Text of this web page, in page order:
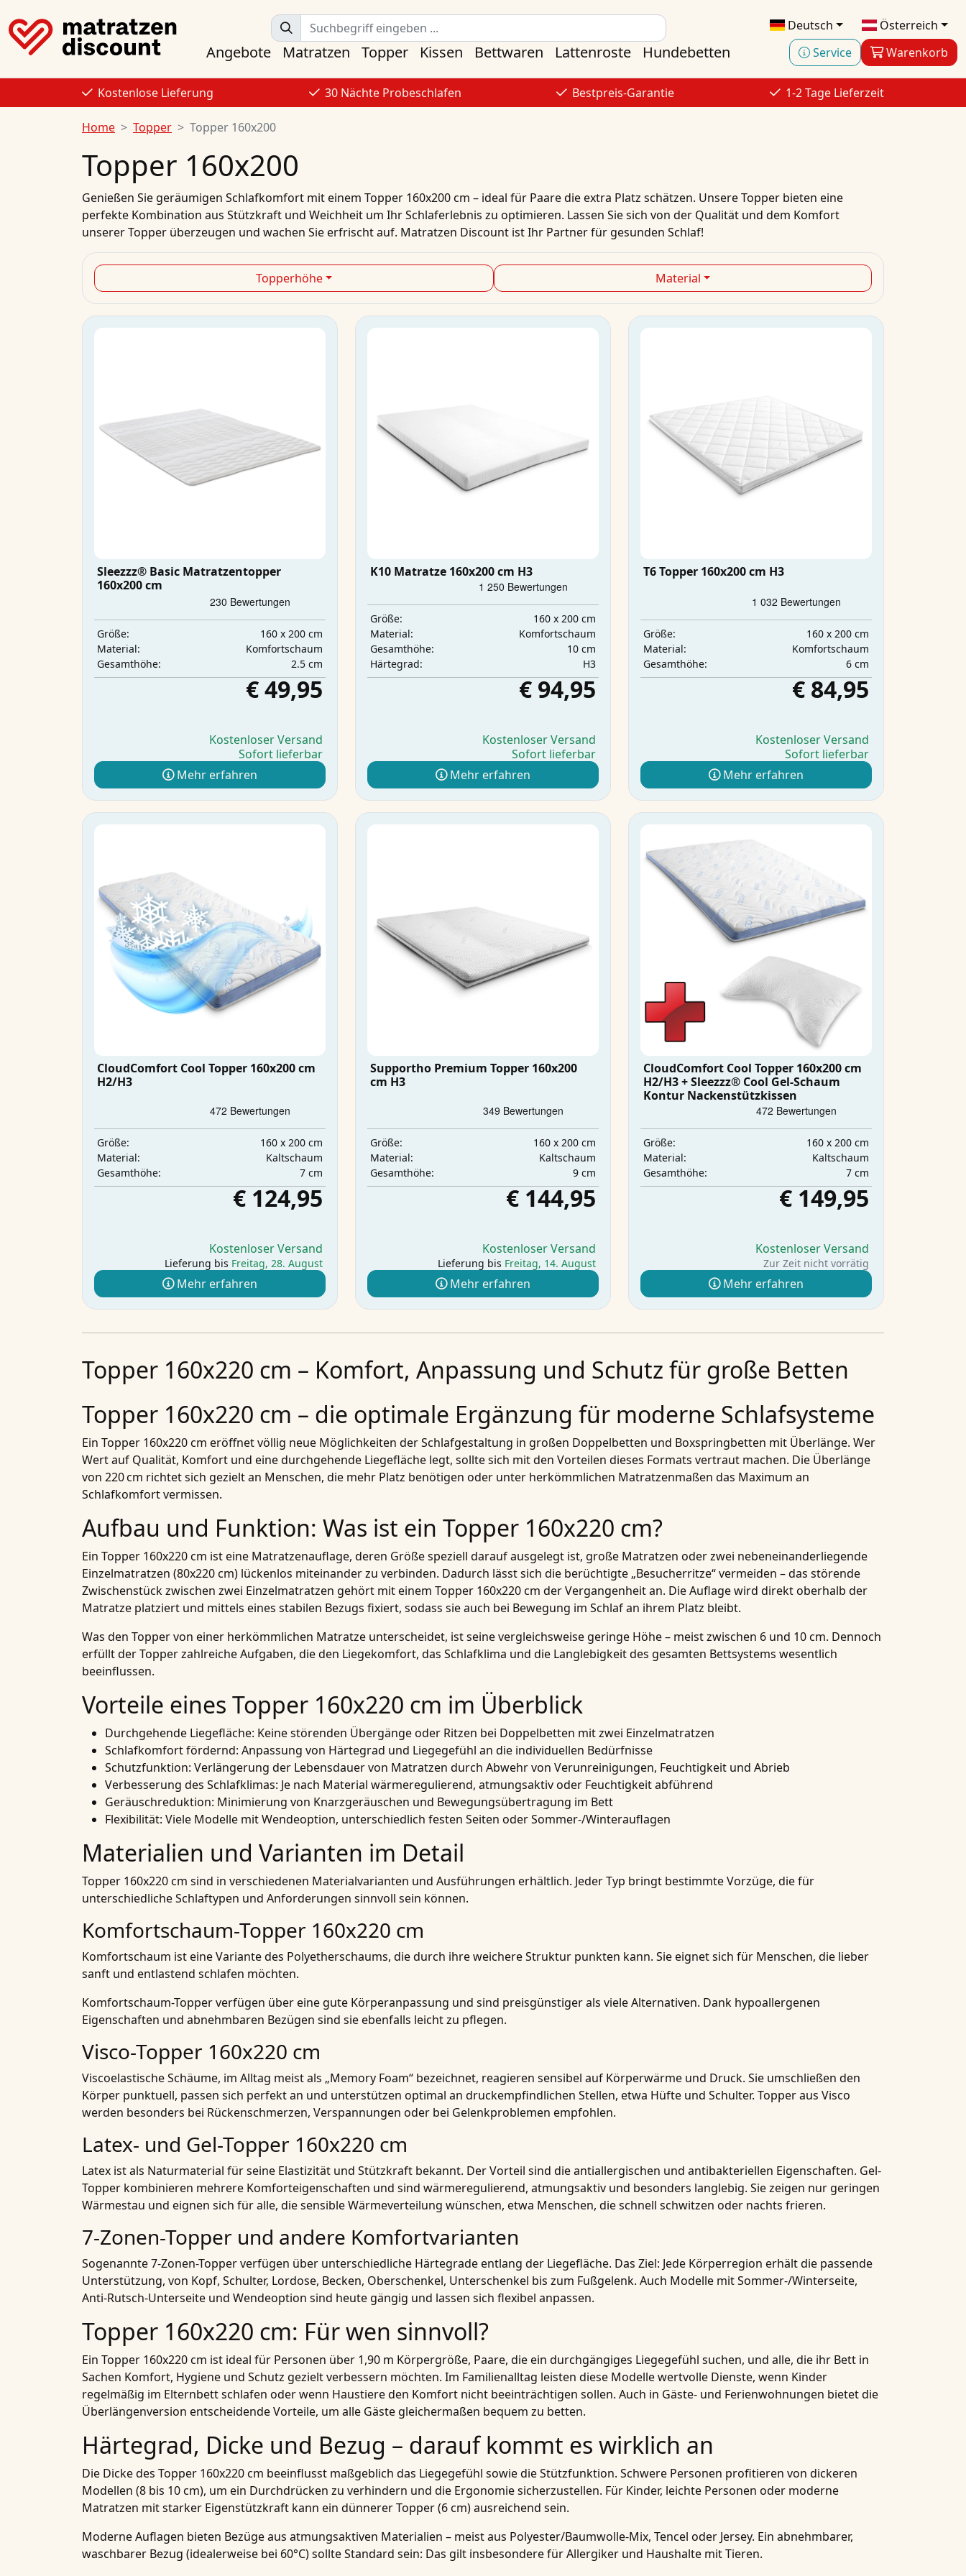
Deutsch
Österreich
Service
Warenkorb
Angebote Matratzen Topper Kissen Bettwaren Lattenroste Hundebetten
Kostenlose Lieferung 30 Nächte Probeschlafen Bestpreis-Garantie 1-2 Tage Lieferzeit
Home Topper Topper 160x200
Topper 160x200
Genießen Sie geräumigen Schlafkomfort mit einem Topper 160x200 cm – ideal für Paare die extra Platz schätzen. Unsere Topper bieten eine
perfekte Kombination aus Stützkraft und Weichheit um Ihr Schlaferlebnis zu optimieren. Lassen Sie sich von der Qualität und dem Komfort
unserer Topper überzeugen und wachen Sie erfrischt auf. Matratzen Discount ist Ihr Partner für gesunden Schlaf!
Topperhöhe Material
Sleezzz® Basic Matratzentopper
160x200 cm
Größe:
160 x 200 cm
Material:
Komfortschaum
Gesamthöhe:
2.5 cm
€ 49,95
Kostenloser Versand
Sofort lieferbar
Mehr erfahren
K10 Matratze 160x200 cm H3
Größe:
160 x 200 cm
Material:
Komfortschaum
Gesamthöhe:
10 cm
Härtegrad:
H3
€ 94,95
Kostenloser Versand
Sofort lieferbar
Mehr erfahren
T6 Topper 160x200 cm H3
Größe:
160 x 200 cm
Material:
Komfortschaum
Gesamthöhe:
6 cm
€ 84,95
Kostenloser Versand
Sofort lieferbar
Mehr erfahren
CloudComfort Cool Topper 160x200 cm
H2/H3
Größe:
160 x 200 cm
Material:
Kaltschaum
Gesamthöhe:
7 cm
€ 124,95
Kostenloser Versand
Lieferung bis Freitag, 28. August
Mehr erfahren
Supportho Premium Topper 160x200
cm H3
Größe:
160 x 200 cm
Material:
Kaltschaum
Gesamthöhe:
9 cm
€ 144,95
Kostenloser Versand
Lieferung bis Freitag, 14. August
Mehr erfahren
CloudComfort Cool Topper 160x200 cm
H2/H3 + Sleezzz® Cool Gel-Schaum
Kontur Nackenstützkissen
Größe:
160 x 200 cm
Material:
Kaltschaum
Gesamthöhe:
7 cm
€ 149,95
Kostenloser Versand
Zur Zeit nicht vorrätig
Mehr erfahren
Topper 160x220 cm – Komfort, Anpassung und Schutz für große Betten
Topper 160x220 cm – die optimale Ergänzung für moderne Schlafsysteme
Ein Topper 160x220 cm eröffnet völlig neue Möglichkeiten der Schlafgestaltung in großen Doppelbetten und Boxspringbetten mit Überlänge. Wer
Wert auf Qualität, Komfort und eine durchgehende Liegefläche legt, sollte sich mit den Vorteilen dieses Formats vertraut machen. Die Überlänge
von 220 cm richtet sich gezielt an Menschen, die mehr Platz benötigen oder unter herkömmlichen Matratzenmaßen das Maximum an
Schlafkomfort vermissen.
Aufbau und Funktion: Was ist ein Topper 160x220 cm?
Ein Topper 160x220 cm ist eine Matratzenauflage, deren Größe speziell darauf ausgelegt ist, große Matratzen oder zwei nebeneinanderliegende
Einzelmatratzen (80x220 cm) lückenlos miteinander zu verbinden. Dadurch lässt sich die berüchtigte „Besucherritze“ vermeiden – das störende
Zwischenstück zwischen zwei Einzelmatratzen gehört mit einem Topper 160x220 cm der Vergangenheit an. Die Auflage wird direkt oberhalb der
Matratze platziert und mittels eines stabilen Bezugs fixiert, sodass sie auch bei Bewegung im Schlaf an ihrem Platz bleibt.
Was den Topper von einer herkömmlichen Matratze unterscheidet, ist seine vergleichsweise geringe Höhe – meist zwischen 6 und 10 cm. Dennoch
erfüllt der Topper zahlreiche Aufgaben, die den Liegekomfort, das Schlafklima und die Langlebigkeit des gesamten Bettsystems wesentlich
beeinflussen.
Vorteile eines Topper 160x220 cm im Überblick
Durchgehende Liegefläche: Keine störenden Übergänge oder Ritzen bei Doppelbetten mit zwei Einzelmatratzen
Schlafkomfort fördernd: Anpassung von Härtegrad und Liegegefühl an die individuellen Bedürfnisse
Schutzfunktion: Verlängerung der Lebensdauer von Matratzen durch Abwehr von Verunreinigungen, Feuchtigkeit und Abrieb
Verbesserung des Schlafklimas: Je nach Material wärmeregulierend, atmungsaktiv oder Feuchtigkeit abführend
Geräuschreduktion: Minimierung von Knarzgeräuschen und Bewegungsübertragung im Bett
Flexibilität: Viele Modelle mit Wendeoption, unterschiedlich festen Seiten oder Sommer-/Winterauflagen
Materialien und Varianten im Detail
Topper 160x220 cm sind in verschiedenen Materialvarianten und Ausführungen erhältlich. Jeder Typ bringt bestimmte Vorzüge, die für
unterschiedliche Schlaftypen und Anforderungen sinnvoll sein können.
Komfortschaum-Topper 160x220 cm
Komfortschaum ist eine Variante des Polyetherschaums, die durch ihre weichere Struktur punkten kann. Sie eignet sich für Menschen, die lieber
sanft und entlastend schlafen möchten.
Komfortschaum-Topper verfügen über eine gute Körperanpassung und sind preisgünstiger als viele Alternativen. Dank hypoallergenen
Eigenschaften und abnehmbaren Bezügen sind sie ebenfalls leicht zu pflegen.
Visco-Topper 160x220 cm
Viscoelastische Schäume, im Alltag meist als „Memory Foam“ bezeichnet, reagieren sensibel auf Körperwärme und Druck. Sie umschließen den
Körper punktuell, passen sich perfekt an und unterstützen optimal an druckempfindlichen Stellen, etwa Hüfte und Schulter. Topper aus Visco
werden besonders bei Rückenschmerzen, Verspannungen oder bei Gelenkproblemen empfohlen.
Latex- und Gel-Topper 160x220 cm
Latex ist als Naturmaterial für seine Elastizität und Stützkraft bekannt. Der Vorteil sind die antiallergischen und antibakteriellen Eigenschaften. Gel-
Topper kombinieren mehrere Komforteigenschaften und sind wärmeregulierend, atmungsaktiv und besonders langlebig. Sie zeigen nur geringen
Wärmestau und eignen sich für alle, die sensible Wärmeverteilung wünschen, etwa Menschen, die schnell schwitzen oder nachts frieren.
7-Zonen-Topper und andere Komfortvarianten
Sogenannte 7-Zonen-Topper verfügen über unterschiedliche Härtegrade entlang der Liegefläche. Das Ziel: Jede Körperregion erhält die passende
Unterstützung, von Kopf, Schulter, Lordose, Becken, Oberschenkel, Unterschenkel bis zum Fußgelenk. Auch Modelle mit Sommer-/Winterseite,
Anti-Rutsch-Unterseite und Wendeoption sind heute gängig und lassen sich flexibel anpassen.
Topper 160x220 cm: Für wen sinnvoll?
Ein Topper 160x220 cm ist ideal für Personen über 1,90 m Körpergröße, Paare, die ein durchgängiges Liegegefühl suchen, und alle, die ihr Bett in
Sachen Komfort, Hygiene und Schutz gezielt verbessern möchten. Im Familienalltag leisten diese Modelle wertvolle Dienste, wenn Kinder
regelmäßig im Elternbett schlafen oder wenn Haustiere den Komfort nicht beeinträchtigen sollen. Auch in Gäste- und Ferienwohnungen bietet die
Überlängenversion entscheidende Vorteile, um alle Gäste gleichermaßen bequem zu betten.
Härtegrad, Dicke und Bezug – darauf kommt es wirklich an
Die Dicke des Topper 160x220 cm beeinflusst maßgeblich das Liegegefühl sowie die Stützfunktion. Schwere Personen profitieren von dickeren
Modellen (8 bis 10 cm), um ein Durchdrücken zu verhindern und die Ergonomie sicherzustellen. Für Kinder, leichte Personen oder moderne
Matratzen mit starker Eigenstützkraft kann ein dünnerer Topper (6 cm) ausreichend sein.
Moderne Auflagen bieten Bezüge aus atmungsaktiven Materialien – meist aus Polyester/Baumwolle-Mix, Tencel oder Jersey. Ein abnehmbarer,
waschbarer Bezug (idealerweise bei 60°C) sollte Standard sein: Das gilt insbesondere für Allergiker und Haushalte mit Tieren.